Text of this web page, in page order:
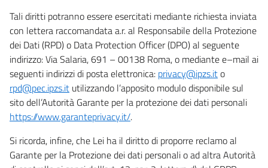
Tali diritti potranno essere esercitati mediante richiesta inviata
con lettera raccomandata a.r. al Responsabile della Protezione
dei Dati (RPD) o Data Protection Officer (DPO) al seguente
indirizzo: Via Salaria, 691 – 00138 Roma, o mediante e–mail ai
seguenti indirizzi di posta elettronica: privacy@ipzs.ito
rpd@pec.ipzs.it utilizzando l’apposito modulo disponibile sul
sito dell’Autorità Garante per la protezione dei dati personali
https://www.garanteprivacy.it/.
Si ricorda, infine, che Lei ha il diritto di proporre reclamo al
Garante per la Protezione dei dati personali o ad altra Autorità